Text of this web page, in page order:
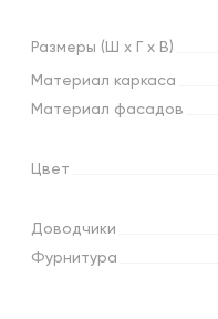
Размеры (Ш х х В)
Материал каркаса
Материал фасадов
Цвет
Доводчики
Фурнитура